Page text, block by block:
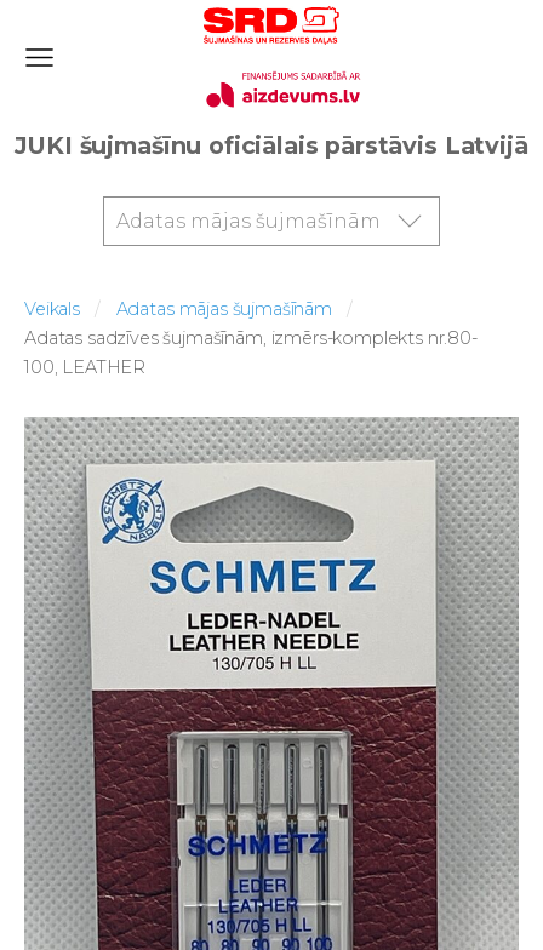
JUKI šujmašīnu oficiālais pārstāvis Latvijā
Adatas mājas šujmašīnām
Veikals
Adatas mājas šujmašīnām
Adatas sadzīves šujmašīnām, izmērs-komplekts nr.80-
100, LEATHER